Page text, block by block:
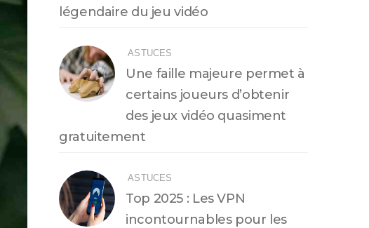
légendaire du jeu vidéo
ASTUCES
Une faille majeure permet à
certains joueurs d’obtenir
des jeux vidéo quasiment
gratuitement
ASTUCES
Top 2025 : Les VPN
incontournables pour les